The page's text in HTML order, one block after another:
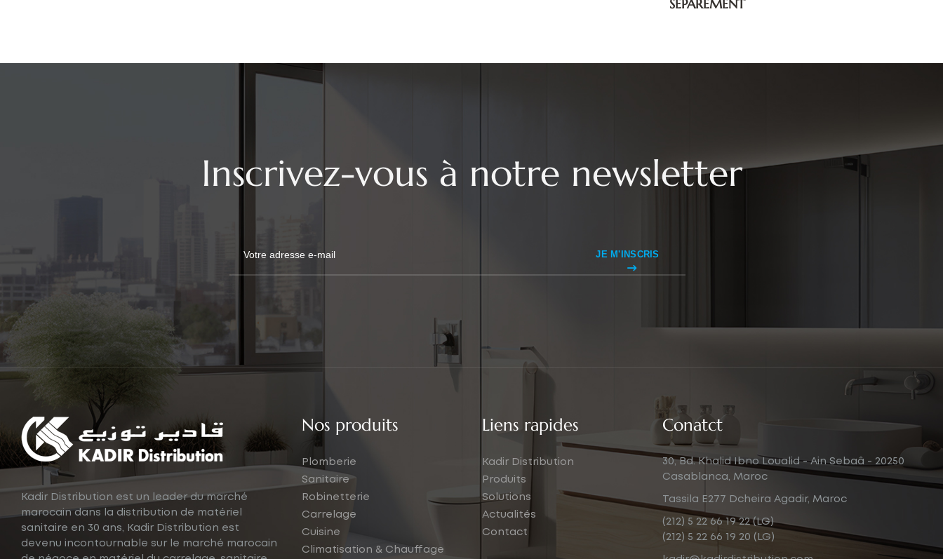
Inscrivez-vous à notre newsletter
JE M'INSCRIS
Kadir Distribution est un leader du marché
marocain dans la distribution de matériel
sanitaire en 30 ans, Kadir Distribution est
devenu incontournable sur le marché marocain
Nos produits
Plomberie
Sanitaire
Robinetterie
Carrelage
Cuisine
Climatisation & Chauffage
Liens rapides
Kadir Distribution
Produits
Solutions
Actualités
Contact
Conatct
30, Bd. Khalid Ibno Loualid - Ain Sebaâ - 20250
Casablanca, Maroc
Tassila E277 Dcheira Agadir, Maroc
(212) 5 22 66 19 22 (LG)
(212) 5 22 66 19 20 (LG)